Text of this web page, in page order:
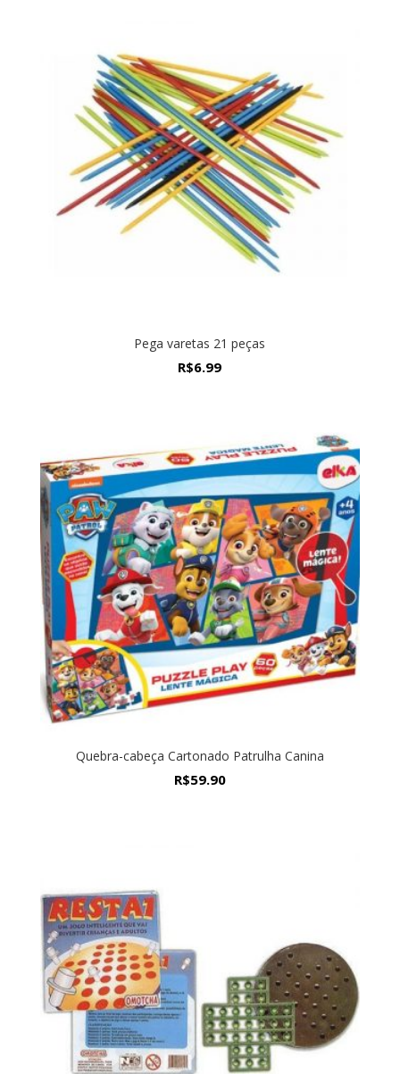
Pega varetas 21 peças
R$6.99
Quebra-cabeça Cartonado Patrulha Canina
R$59.90